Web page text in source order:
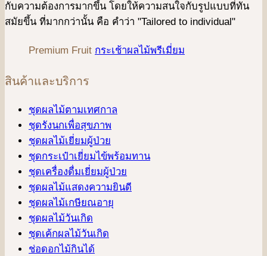
กับความต้องการมากขึ้น โดยให้ความสนใจกับรูปแบบที่ทัน
สมัยขึ้น ที่มากกว่านั้น คือ คําว่า "Tailored to individual"
Premium Fruit กระเช้าผลไม้พรีเมี่ยม
สินค้าและบริการ
ชุดผลไม้ตามเทศกาล
ชุดรังนกเพื่อสุขภาพ
ชุดผลไม้เยี่ยมผู้ป่วย
ชุดกระเป๋าเยี่ยมไข้พร้อมทาน
ชุดเครื่องดื่มเยี่ยมผู้ป่วย
ชุดผลไม้แสดงความยินดี
ชุดผลไม้เกษียณอายุ
ชุดผลไม้วันเกิด
ชุดเค้กผลไม้วันเกิด
ช่อดอกไม้กินได้